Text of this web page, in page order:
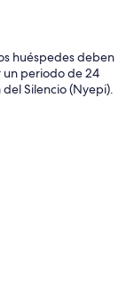
huéspedes deben
periodo de 24
Silencio (Nyepi).